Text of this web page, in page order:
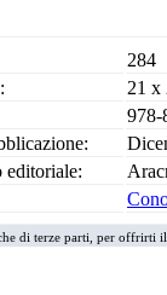
284
21 x
978-
editoriale:
di terze parti, per